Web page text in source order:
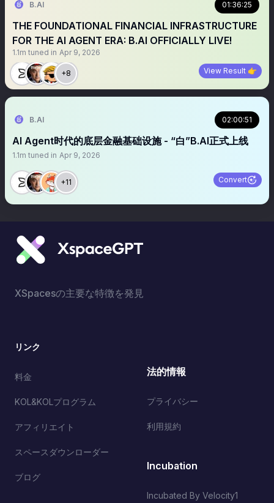
B.AI 01:36:25
THE FOUNDATIONAL FINANCIAL INFRASTRUCTURE
FOR THE AI AGENT ERA: B.AI OFFICIALLY LIVE!
1.1m tuned in Apr 9, 2026
+8 View Result 👉
B.AI 02:00:51
AI Agent时代的底层金融基础设施 - “白”B.AI正式上线
1.1m tuned in Apr 9, 2026
+11 Convert
XSpacesの主要な特徴を発見
リンク
料金
KOL&KOLプログラム
アフィリエイト
スペースダウンローダー
ブログ
法的情報
プライバシー
利用規約
Incubation
Incubated By Velocity1